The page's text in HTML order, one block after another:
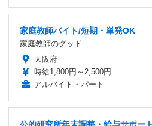
家庭教師バイト/短期・単発OK
家庭教師のグッド
大阪府
時給1,800円～2,500円
アルバイト・パート